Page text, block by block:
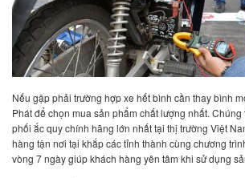
Nếu gặp phải trường hợp xe hết bình cần thay bình
Phát để chọn mua sản phẩm chất lượng nhất.
phối ắc quy chính hãng lớn nhất tại thị trường Việt
hàng tận nơi tại khắp các tỉnh thành cùng chương
vòng 7 ngày giúp khách hàng yên tâm khi sử dụng